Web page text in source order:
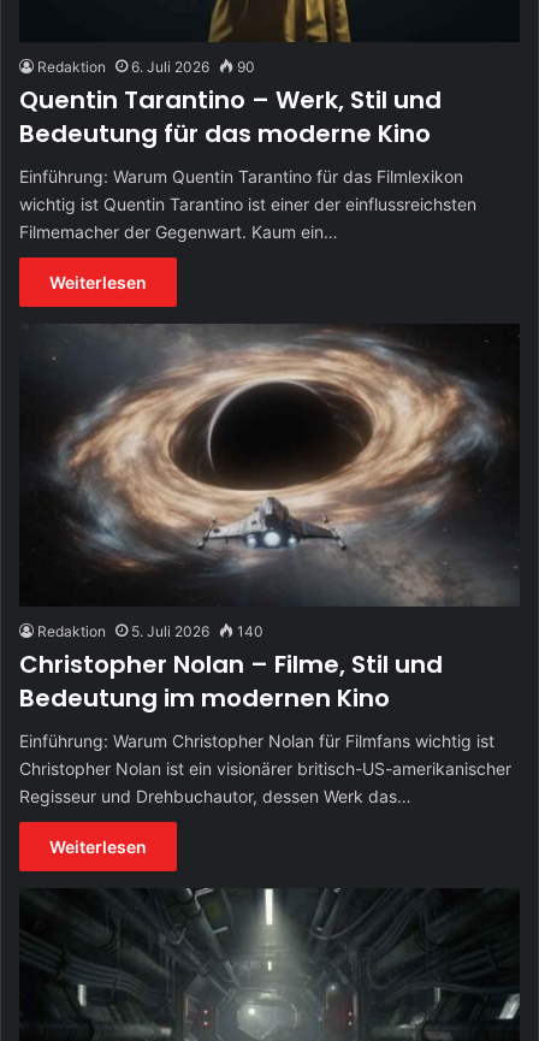
Redaktion 6. Juli 2026 90
Quentin Tarantino – Werk, Stil und
Bedeutung für das moderne Kino
Einführung: Warum Quentin Tarantino für das Filmlexikon
wichtig ist Quentin Tarantino ist einer der einflussreichsten
Filmemacher der Gegenwart. Kaum ein…
Weiterlesen
Redaktion 5. Juli 2026 140
Christopher Nolan – Filme, Stil und
Bedeutung im modernen Kino
Einführung: Warum Christopher Nolan für Filmfans wichtig ist
Christopher Nolan ist ein visionärer britisch-US-amerikanischer
Regisseur und Drehbuchautor, dessen Werk das…
Weiterlesen